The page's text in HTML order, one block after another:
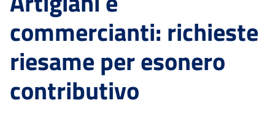
commercianti: richieste
riesame per esonero
contributivo